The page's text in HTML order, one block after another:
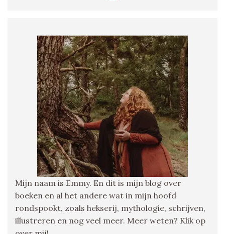
Mijn naam is Emmy. En dit is mijn blog over
boeken en al het andere wat in mijn hoofd
rondspookt, zoals hekserij, mythologie, schrijven,
illustreren en nog veel meer. Meer weten? Klik op